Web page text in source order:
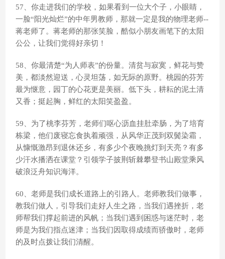
57、你走进我们的学校，如果看到一位大个子，小眼睛，
一脸“阳光灿烂”的中年男教师，那就一定是我的物理老师--
蒋老师了。蒋老师的那张笑脸，酷似小朋友画笔下的太阳
公公，让我们觉得好亲切！
58、你最清楚“为人师表”的份量。清贫与寂寞，鲜花与赞
美，都淡然迎送，心灵坦荡，如无际的原野。桃园的芬芳
最为惬意，园丁的心花更是美丽。低下头，耕耘的泥土清
又香；挺起胸，鲜红的太阳笑盈盈。
59、为了桃李芬芳，老师们呕心沥血挂肚牵肠，为了培育
栋梁，他们废寝忘食执着顽强，从风华正茂到双鬓染霜，
从慷慨激昂到退休还乡，有多少个夜晚挑灯到天亮？有多
少汗水播洒在课堂？引领学子披荆斩棘攀登书山殿堂乘风
破浪泛舟知识海洋。
60、老师是我们成长道路上的引路人。老师教我们做事，
教我们做人，引导我们走好人生之路，当我们遇挫折，老
师帮我们撑起前进的风帆；当我们遇到困惑与迷茫时，老
师是为我们指点迷津；当我们因取得成绩而骄傲时，老师
的及时点拨让我们清醒。